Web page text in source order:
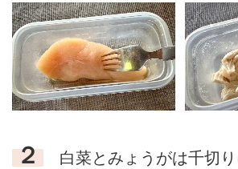
２
白菜とみょうがは千切り